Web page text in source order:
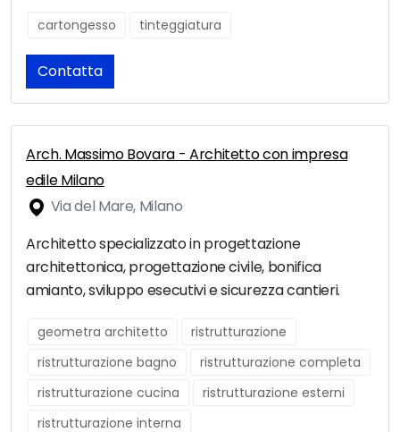
cartongesso tinteggiatura
Contatta
Arch. Massimo Bovara - Architetto con impresa
edile Milano
Via del Mare, Milano
Architetto specializzato in progettazione
architettonica, progettazione civile, bonifica
amianto, sviluppo esecutivi e sicurezza cantieri.
geometra architetto
ristrutturazione
ristrutturazione bagno
ristrutturazione completa
ristrutturazione cucina
ristrutturazione esterni
ristrutturazione interna